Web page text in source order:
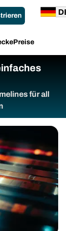
Preise
für all